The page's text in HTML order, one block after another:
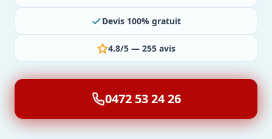
Devis 100% gratuit
4.8/5 — 255 avis
0472 53 24 26